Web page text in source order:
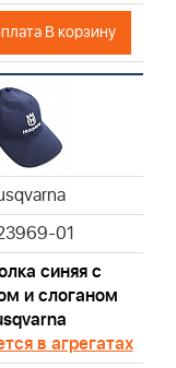
В корзину
01
синяя с
и слоганом
в агрегатах